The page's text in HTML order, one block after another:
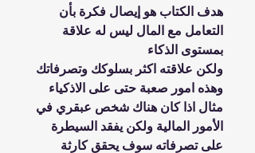
هدف الكتاب هو إيصال فكرة بأن
التعامل مع المال ليس له علاقة
بمستوى الذكاء
ولكن علاقته اكثر بسلوكك وتصرفاتك
وهذه امور صعبة حتى على الاذكياء
مثال اذا كان هناك شخص عبقري في
الأمور المالية ولكن يفقد السيطرة
على تصرفاته سوف يحقق كارثة